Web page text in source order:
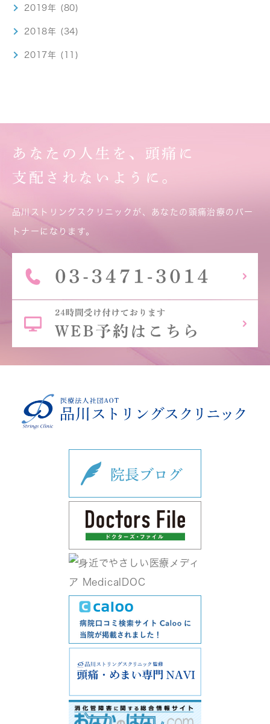
2019年 (80)
2018年 (34)
2017年 (11)
あなたの人生を、頭痛に
支配されないように。
品川ストリングスクリニックが、あなたの頭痛治療のパー
トナーになります。